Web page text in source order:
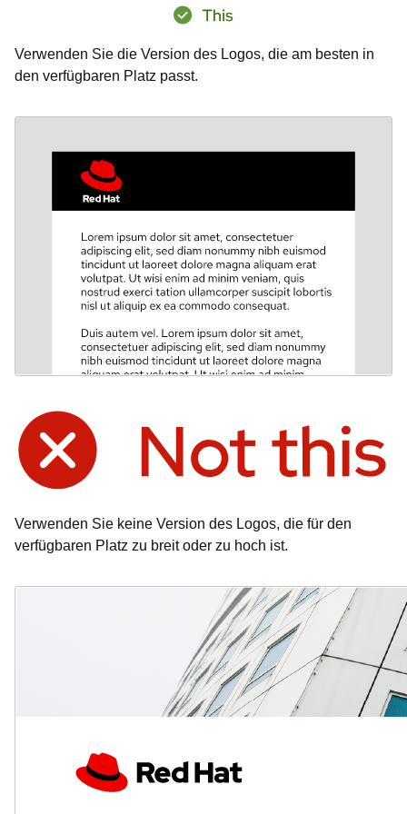
Verwenden Sie die Version des Logos, die am besten in
den verfügbaren Platz passt.
Verwenden Sie keine Version des Logos, die für den
verfügbaren Platz zu breit oder zu hoch ist.